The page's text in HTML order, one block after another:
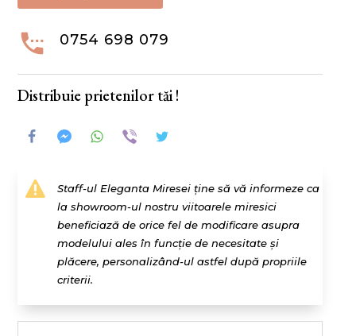
 0754 698 079
Distribuie prietenilor tăi !

Staff-ul Eleganta Miresei ține să vă informeze ca
la showroom-ul nostru viitoarele miresici
beneficiază de orice fel de modificare asupra
modelului ales în funcție de necesitate și
plăcere, personalizând-ul astfel după propriile
criterii.